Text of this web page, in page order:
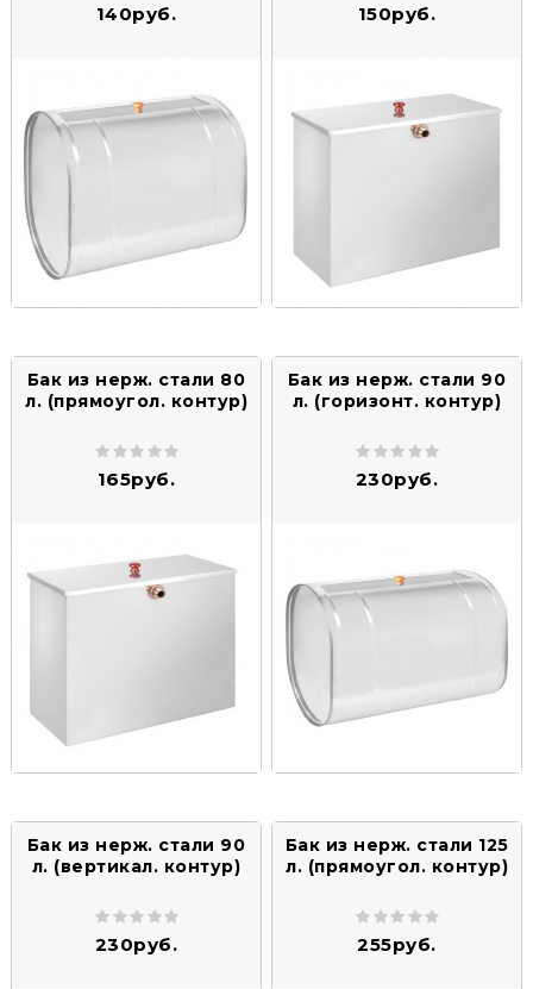
140руб. 150руб.
Бак из нерж. стали 80
л. (прямоугол. контур)
165руб.
Бак из нерж. стали 90
л. (горизонт. контур)
230руб.
Бак из нерж. стали 90
л. (вертикал. контур)
230руб.
Бак из нерж. стали 125
л. (прямоугол. контур)
255руб.